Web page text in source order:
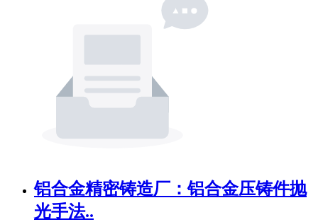
铝合金精密铸造厂：铝合金压铸件抛
光手法..